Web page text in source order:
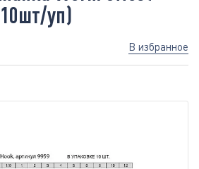
уп)
В избранное